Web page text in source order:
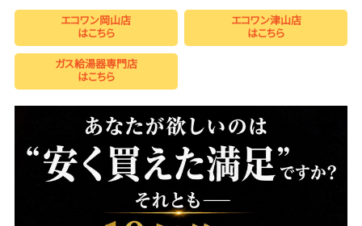
エコワン岡山店
はこちら
エコワン津山店
はこちら
ガス給湯器専門店
はこちら
a
g